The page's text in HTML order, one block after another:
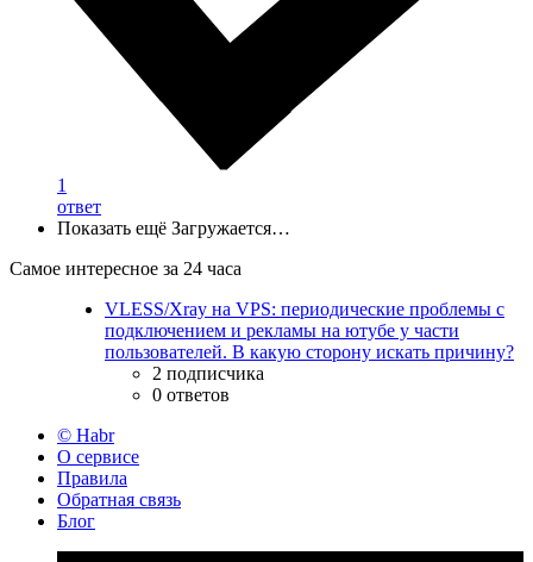
1
ответ
Показать ещё Загружается…
Самое интересное за 24 часа
VLESS/Xray на VPS: периодические проблемы с
подключением и рекламы на ютубе у части
пользователей. В какую сторону искать причину?
2 подписчика
0 ответов
© Habr
О сервисе
Правила
Обратная связь
Блог